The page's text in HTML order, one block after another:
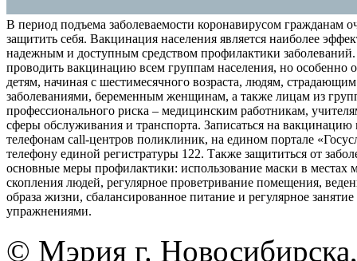
В период подъема заболеваемости коронавирусом гражданам
защитить себя. Вакцинация населения является наиболее
надежным и доступным средством профилактики заболеваний.
проводить вакцинацию всем группам населения, но особенно
детям, начиная с шестимесячного возраста, людям,
заболеваниями, беременным женщинам, а также лицам из
профессионального риска – медицинским работникам,
сферы обслуживания и транспорта. Записаться на
телефонам call-центров поликлиник, на едином портале
телефону единой регистратуры 122. Также защититься от
основные меры профилактики: использование маски в местах
скопления людей, регулярное проветривание помещения,
образа жизни, сбалансированное питание и регулярное
упражнениями.
© Мэрия г.